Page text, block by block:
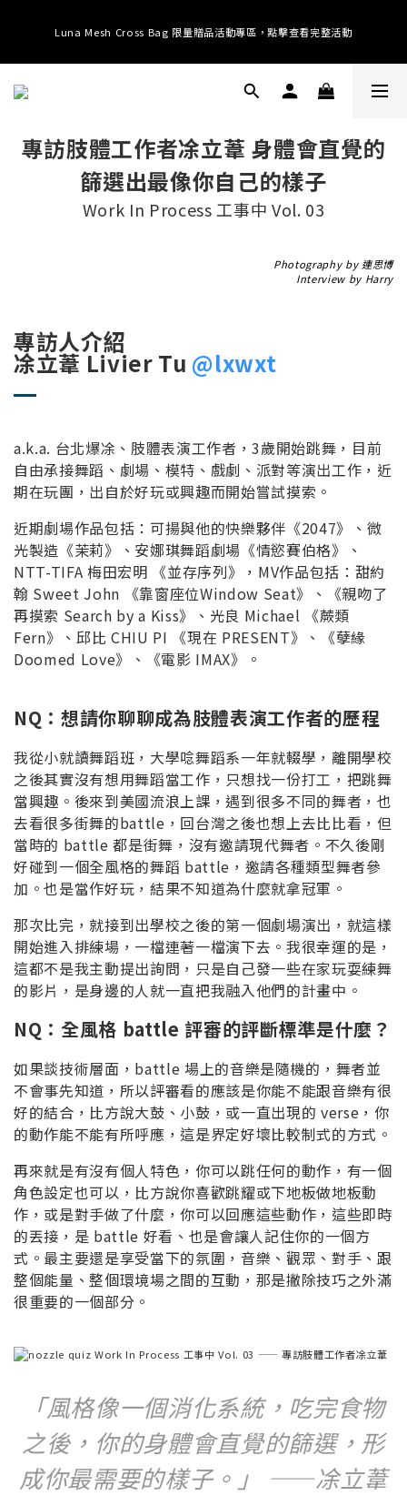
球)
Luna Mesh Cross Bag 限量贈品活動專區，點擊查看完整活動
提供全球運送；消費滿 $3000 即享免運 (台港澳中)；滿 $10500 即享免運 (全
專訪肢體工作者凃立葦 身體會直覺的
篩選出最像你自己的樣子
Work In Process 工事中 Vol. 03
Photography by 連思博
Interview by Harry
專訪人介紹
凃立葦 Livier Tu @lxwxt
a.k.a. 台北爆凃、肢體表演工作者，3歲開始跳舞，目前
自由承接舞蹈、劇場、模特、戲劇、派對等演出工作，近
期在玩團，出自於好玩或興趣而開始嘗試摸索。
近期劇場作品包括：可揚與他的快樂夥伴《2047》、微
光製造《茉莉》、安娜琪舞蹈劇場《情慾賽伯格》、
NTT-TIFA 梅田宏明 《並存序列》，MV作品包括：甜約
翰 Sweet John 《靠窗座位Window Seat》、《親吻了
再摸索 Search by a Kiss》、光良 Michael 《蕨類
Fern》、邱比 CHIU PI 《現在 PRESENT》、《孽緣
Doomed Love》、《電影 IMAX》。
NQ：想請你聊聊成為肢體表演工作者的歷程
我從小就讀舞蹈班，大學唸舞蹈系一年就輟學，離開學校
之後其實沒有想用舞蹈當工作，只想找一份打工，把跳舞
當興趣。後來到美國流浪上課，遇到很多不同的舞者，也
去看很多街舞的battle，回台灣之後也想上去比比看，但
當時的 battle 都是街舞，沒有邀請現代舞者。不久後剛
好碰到一個全風格的舞蹈 battle，邀請各種類型舞者參
加。也是當作好玩，結果不知道為什麼就拿冠軍。
那次比完，就接到出學校之後的第一個劇場演出，就這樣
開始進入排練場，一檔連著一檔演下去。我很幸運的是，
這都不是我主動提出詢問，只是自己發一些在家玩耍練舞
的影片，是身邊的人就一直把我融入他們的計畫中。
NQ：全風格 battle 評審的評斷標準是什麼？
如果談技術層面，battle 場上的音樂是隨機的，舞者並
不會事先知道，所以評審看的應該是你能不能跟音樂有很
好的結合，比方說大鼓、小鼓，或一直出現的 verse，你
的動作能不能有所呼應，這是界定好壞比較制式的方式。
再來就是有沒有個人特色，你可以跳任何的動作，有一個
角色設定也可以，比方說你喜歡跳耀或下地板做地板動
作，或是對手做了什麼，你可以回應這些動作，這些即時
的丟接，是 battle 好看、也是會讓人記住你的一個方
式。最主要還是享受當下的氛圍，音樂、觀眾、對手、跟
整個能量、整個環境場之間的互動，那是撇除技巧之外滿
很重要的一個部分。
「風格像一個消化系統，吃完食物
之後，你的身體會直覺的篩選，形
成你最需要的樣子。」 ——凃立葦